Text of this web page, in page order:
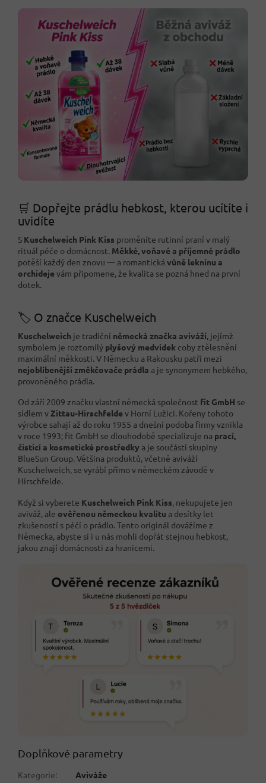
🛒 Dopřejte prádlu hebkost, kterou ucítíte i
uvidíte
S Kuschelweich Pink Kiss proměníte rutinní praní v malý
rituál péče o domácnost. Měkké, voňavé a příjemné prádlo
potěší každý den znovu — a romantická vůně leknínu a
orchidejevám připomene, že kvalita se pozná hned na první
dotek.
🏷️ O značce Kuschelweich
Kuschelweich je tradiční německá značka aviváží, jejímž
symbolem je roztomilý plyšový medvídek coby ztělesnění
maximální měkkosti. V Německu a Rakousku patří mezi
nejoblíbenější změkčovače prádla a je synonymem hebkého,
provoněného prádla.
Od září 2009 značku vlastní německá společnost fit GmbH se
sídlem vZittau-Hirschfeldev Horní Lužici. Kořeny tohoto
výrobce sahají až do roku 1955 a dnešní podoba firmy vznikla
v roce 1993; fit GmbH se dlouhodobě specializuje na prací,
čisticí a kosmetické prostředky a je součástí skupiny
BlueSun Group. Většina produktů, včetně aviváží
Kuschelweich, se vyrábí přímo v německém závodě v
Hirschfelde.
Když si vyberete Kuschelweich Pink Kiss, nekupujete jen
aviváž, ale ověřenou německou kvalitu a desítky let
zkušeností s péčí o prádlo. Tento originál dovážíme z
Německa, abyste si i u nás mohli dopřát stejnou hebkost,
jakou znají domácnosti za hranicemi.
Doplňkové parametry
Kategorie:
Aviváže